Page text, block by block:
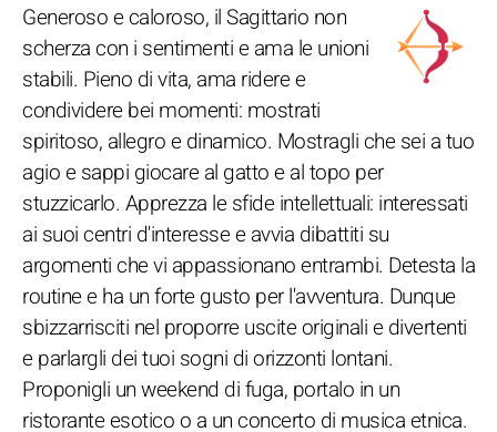
Generoso e caloroso, il Sagittario non
scherza con i sentimenti e ama le unioni
stabili. Pieno di vita, ama ridere e
condividere bei momenti: mostrati
spiritoso, allegro e dinamico. Mostragli che sei a tuo
agio e sappi giocare al gatto e al topo per
stuzzicarlo. Apprezza le sfide intellettuali: interessati
ai suoi centri d'interesse e avvia dibattiti su
argomenti che vi appassionano entrambi. Detesta la
routine e ha un forte gusto per l'avventura. Dunque
sbizzarrisciti nel proporre uscite originali e divertenti
e parlargli dei tuoi sogni di orizzonti lontani.
Proponigli un weekend di fuga, portalo in un
ristorante esotico o a un concerto di musica etnica.